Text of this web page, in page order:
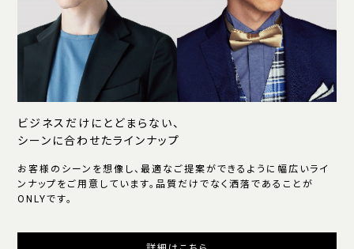
ビジネスだけにとどまらない、
シーンに合わせたラインナップ
お客様のシーンを想像し、最適なご提案ができるように幅広いライ
ンナップをご用意しています。品質だけでなく洒落であることが
ONLYです。